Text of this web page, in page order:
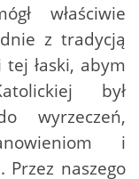
właściwie
z tradycją
tej łaski, abym
był
wyrzeczeń,
i
Przez naszego